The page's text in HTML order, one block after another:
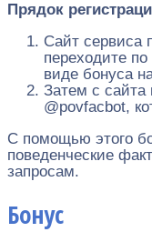
Прядок
Сайт сервиса
переходите
виде бонуса
Затем с сайта
@povfacbot,
С помощью этого
поведенческие
запросам.
Бонус